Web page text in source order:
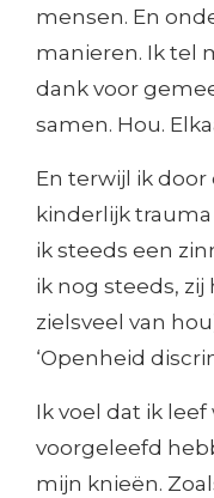
mensen. En
manieren. Ik tel
dank voor
samen. Hou.
En terwijl ik
kinderlijk
ik steeds een
ik nog steeds,
zielsveel van
‘Openheid
Ik voel dat ik
voorgeleefd
mijn knieën.